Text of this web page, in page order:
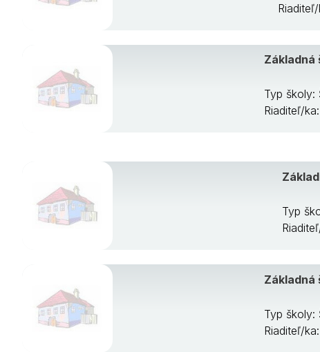
Základná
Typ školy:
Riaditeľ/
Typ
Základná
Typ školy:
Riaditeľ/